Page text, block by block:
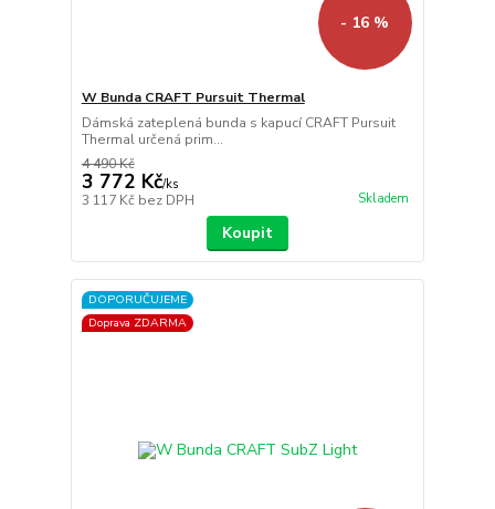
- 16 %
W Bunda CRAFT Pursuit Thermal
Dámská zateplená bunda s kapucí CRAFT Pursuit
Thermal určená prim...
4 490 Kč
3 772 Kč/ks
3 117 Kč bez DPH Skladem
Koupit
DOPORUČUJEME
Doprava ZDARMA